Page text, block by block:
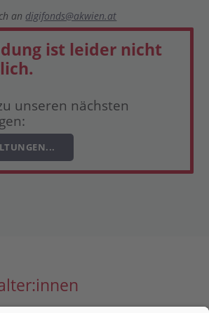
an digifonds@akwien.at
ist leider nicht
unseren nächsten